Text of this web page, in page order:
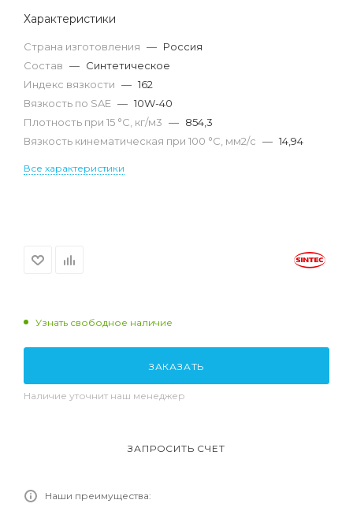
Характеристики
Страна изготовления — Россия
Состав — Синтетическое
Индекс вязкости — 162
Вязкость по SAE — 10W-40
Плотность при 15 °С, кг/м3 — 854,3
Вязкость кинематическая при 100 °С, мм2/с — 14,94
Все характеристики
Узнать свободное наличие
ЗАКАЗАТЬ
Наличие уточнит наш менеджер
ЗАПРОСИТЬ СЧЕТ
Наши преимущества: